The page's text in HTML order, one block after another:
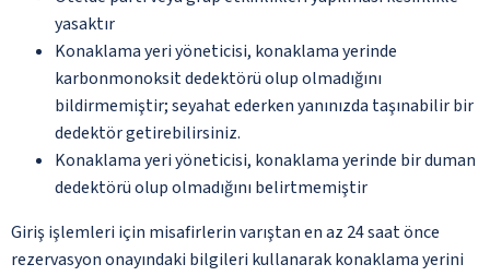
yasaktır
Konaklama yeri yöneticisi, konaklama yerinde
karbonmonoksit dedektörü olup olmadığını
bildirmemiştir; seyahat ederken yanınızda taşınabilir bir
dedektör getirebilirsiniz.
Konaklama yeri yöneticisi, konaklama yerinde bir duman
dedektörü olup olmadığını belirtmemiştir
Giriş işlemleri için misafirlerin varıştan en az 24 saat önce
rezervasyon onayındaki bilgileri kullanarak konaklama yerini